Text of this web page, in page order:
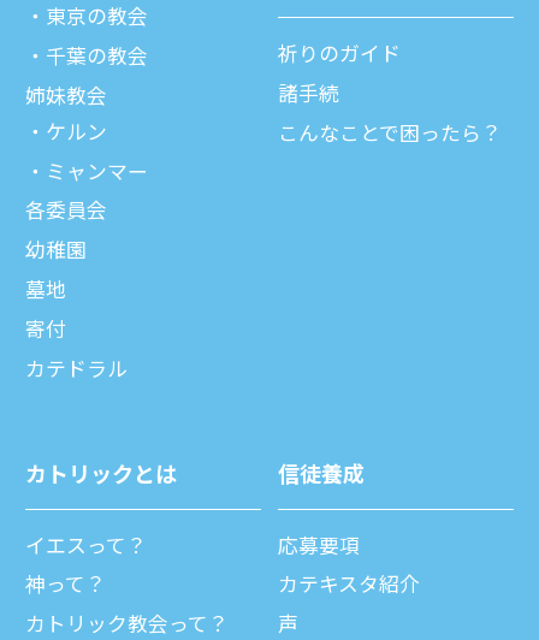
東京の教会
千葉の教会
姉妹教会
ケルン
ミャンマー
各委員会
幼稚園
墓地
寄付
カテドラル
祈りのガイド
諸⼿続
こんなことで困ったら？
カトリックとは
イエスって？
神って？
カトリック教会って？
信徒養成
応募要項
カテキスタ紹介
声